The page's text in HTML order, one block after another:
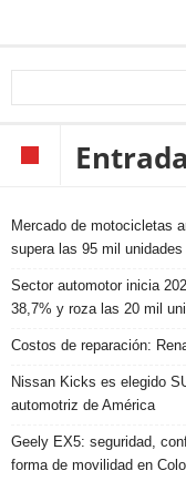
Mercado de motocicletas
supera las 95 mil unidades
Sector automotor inicia
38,7% y roza las 20 mil
Costos de reparación:
Nissan Kicks es elegido
automotriz de América
Geely EX5: seguridad,
forma de movilidad en